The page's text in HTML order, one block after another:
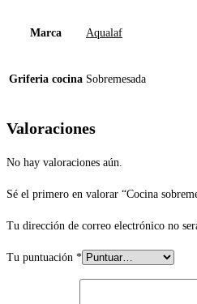
Marca Aqualaf
Griferia cocina Sobremesada
Valoraciones
No hay valoraciones aún.
Sé el primero en valorar “Cocina
Tu dirección de correo electrónico no
Tu puntuación *